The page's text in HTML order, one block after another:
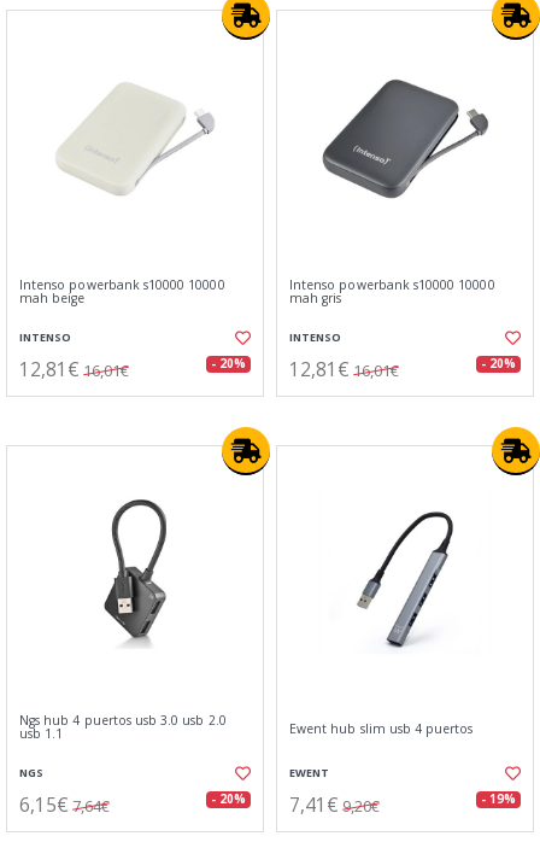
Intenso powerbank s10000 10000
mah beige
INTENSO
12,81€ 16,01€ - 20%
Intenso powerbank s10000 10000
mah gris
INTENSO
12,81€ 16,01€ - 20%
Ngs hub 4 puertos usb 3.0 usb 2.0
usb 1.1
NGS
6,15€ 7,64€ - 20%
Ewent hub slim usb 4 puertos
EWENT
7,41€ 9,20€ - 19%